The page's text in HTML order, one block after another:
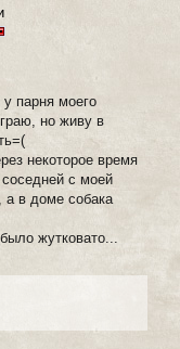
парня моего
но живу в
некоторое время
с моей
а в доме собака
жутковато...